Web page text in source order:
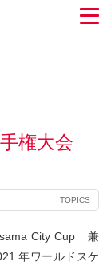
手権大会
TOPICS
City Cup 兼
年ワールドスケ